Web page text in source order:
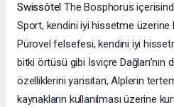
Swissôtel The Bosphorus
Sport, kendini iyi hissetme üzerine
Pürovel felsefesi, kendini iyi
bitki örtüsü gibi İsviçre
özelliklerini yansıtan, Alplerin
kaynakların kullanılması üzerine